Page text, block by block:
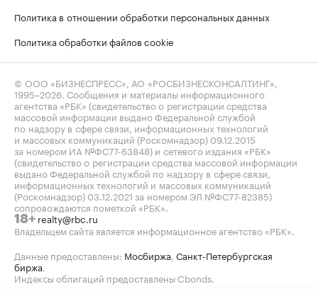
Политика в отношении обработки персональных данных
Политика обработки файлов cookie
© ООО «БИЗНЕСПРЕСС», АО «РОСБИЗНЕСКОНСАЛТИНГ»,
1995–2026. Сообщения и материалы информационного
агентства «РБК» (свидетельство о регистрации средства
массовой информации выдано Федеральной службой
по надзору в сфере связи, информационных технологий
и массовых коммуникаций (Роскомнадзор) 09.12.2015
за номером ИА №ФС77-63848) и сетевого издания «РБК»
(свидетельство о регистрации средства массовой информации
выдано Федеральной службой по надзору в сфере связи,
информационных технологий и массовых коммуникаций
(Роскомнадзор) 03.12.2021 за номером ЭЛ №ФС77-82385)
сопровождаются пометкой «РБК».
18+ realty@rbc.ru
Владельцем сайта является информационное агентство «РБК».
Данные предоставлены: Мосбиржа, Санкт-Петербургская
биржа.
Индексы облигаций предоставлены Cbonds.